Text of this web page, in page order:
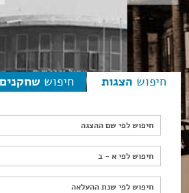
חיפוש הצגות חיפוש שחקנים
חיפוש לפי שם ההצגה
חיפוש לפי א - ב
חיפוש לפי א - ב
חיפוש לפי שנת ההעלאה
חיפוש לפי שנת ההעלאה